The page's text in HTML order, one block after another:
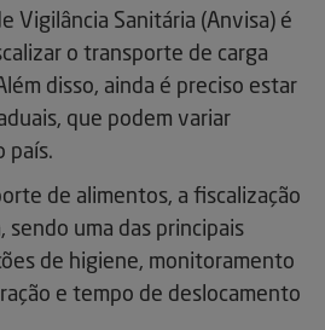
Vigilância Sanitária (Anvisa) é
o transporte de carga
disso, ainda é preciso estar
que podem variar
país.
de alimentos, a fiscalização
sendo uma das principais
de higiene, monitoramento
e tempo de deslocamento